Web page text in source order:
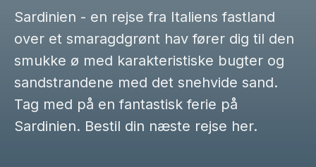
Sardinien - en rejse fra Italiens fastland
over et smaragdgrønt hav fører dig til den
smukke ø med karakteristiske bugter og
sandstrandene med det snehvide sand.
Tag med på en fantastisk ferie på
Sardinien. Bestil din næste rejse her.